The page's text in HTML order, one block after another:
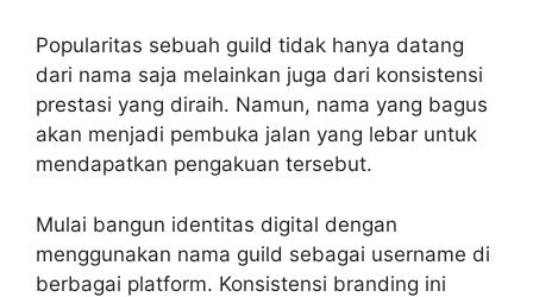
Popularitas sebuah guild tidak hanya datang
dari nama saja melainkan juga dari konsistensi
prestasi yang diraih. Namun, nama yang bagus
akan menjadi pembuka jalan yang lebar untuk
mendapatkan pengakuan tersebut.
Mulai bangun identitas digital dengan
menggunakan nama guild sebagai username di
berbagai platform. Konsistensi branding ini